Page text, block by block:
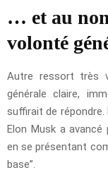
… et au
volonté
Autre ressort très
générale claire,
suffirait de répondre.
Elon Musk a
en se présentant
base”.